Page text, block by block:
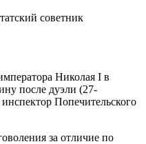
советник
Николая I в
после дуэли (27-
Попечительского
за отличие по